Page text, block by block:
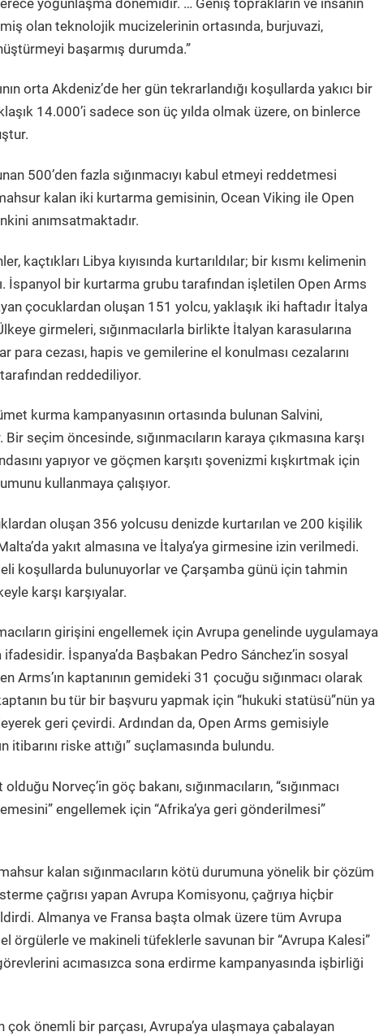
yoğunlaşma dönemidir. … Geniş toprakların ve insanın
olan teknolojik mucizelerinin ortasında, burjuvazi,
başarmış durumda.”
orta Akdeniz’de her gün tekrarlandığı koşullarda yakıcı bir
14.000’i sadece son üç yılda olmak üzere, on binlerce
500’den fazla sığınmacıyı kabul etmeyi reddetmesi
mahsur kalan iki kurtarma gemisinin, Ocean Viking ile Open
anımsatmaktadır.
kaçtıkları Libya kıyısında kurtarıldılar; bir kısmı kelimenin
İspanyol bir kurtarma grubu tarafından işletilen Open Arms
çocuklardan oluşan 151 yolcu, yaklaşık iki haftadır İtalya
girmeleri, sığınmacılarla birlikte İtalyan karasularına
cezası, hapis ve gemilerine el konulması cezalarını
reddediliyor.
kurma kampanyasının ortasında bulunan Salvini,
seçim öncesinde, sığınmacıların karaya çıkmasına karşı
yapıyor ve göçmen karşıtı şovenizmi kışkırtmak için
kullanmaya çalışıyor.
oluşan 356 yolcusu denizde kurtarılan ve 200 kişilik
yakıt almasına ve İtalya’ya girmesine izin verilmedi.
koşullarda bulunuyorlar ve Çarşamba günü için tahmin
karşı karşıyalar.
girişini engellemek için Avrupa genelinde uygulamaya
İspanya’da Başbakan Pedro Sánchez’in sosyal
Arms’ın kaptanının gemideki 31 çocuğu sığınmacı olarak
bu tür bir başvuru yapmak için “hukuki statüsü”nün ya
geri çevirdi. Ardından da, Open Arms gemisiyle
itibarını riske attığı” suçlamasında bulundu.
Norveç’in göç bakanı, sığınmacıların, “sığınmacı
engellemek için “Afrika’ya geri gönderilmesi”
kalan sığınmacıların kötü durumuna yönelik bir çözüm
çağrısı yapan Avrupa Komisyonu, çağrıya hiçbir
Almanya ve Fransa başta olmak üzere tüm Avrupa
tel örgülerle ve makineli tüfeklerle savunan bir “Avrupa Kalesi”
acımasızca sona erdirme kampanyasında işbirliği
çok önemli bir parçası, Avrupa’ya ulaşmaya çabalayan